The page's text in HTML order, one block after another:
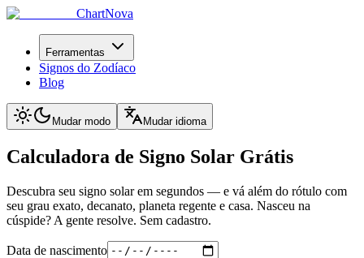
ChartNova
Ferramentas
Signos do Zodíaco
Blog
Mudar modo Mudar idioma
Calculadora de Signo Solar Grátis
Descubra seu signo solar em segundos — e vá além do rótulo com
seu grau exato, decanato, planeta regente e casa. Nasceu na
cúspide? A gente resolve. Sem cadastro.
Data de nascimento